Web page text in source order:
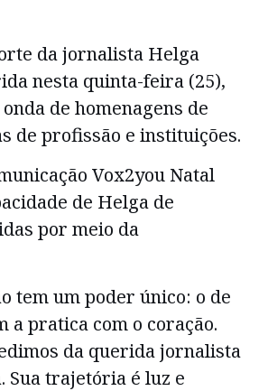
da jornalista Helga
nesta quinta-feira (25),
de homenagens de
de profissão e instituições.
Vox2you Natal
de Helga de
por meio da
tem um poder único: o de
a pratica com o coração.
da querida jornalista
Sua trajetória é luz e